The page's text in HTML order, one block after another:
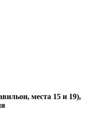
места 15 и 19),